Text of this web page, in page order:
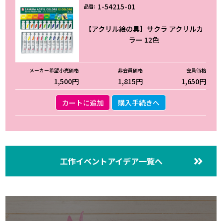
1-54215-01
【アクリル絵の具】サクラ アクリルカ
ラー 12色
1,500円 1,815円 1,650円
カートに追加 購入手続きへ
工作イベントアイデア一覧へ